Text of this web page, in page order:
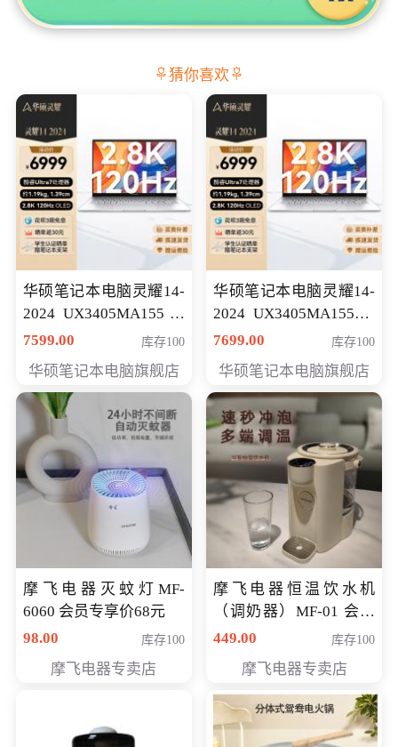
猜你喜欢
华硕笔记本电脑灵耀14-
2024 UX3405MA155冰
川银 oled 智慧轻薄本 会
7599.00 库存100
华硕笔记本电脑旗舰店
华硕笔记本电脑灵耀14-
2024 UX3405MA155夜
空蓝 oled 智慧轻薄本 会
7699.00 库存100
华硕笔记本电脑旗舰店
摩飞电器灭蚊灯MF-
6060 会员专享价68元
98.00
库存100
摩飞电器专卖店
摩飞电器恒温饮水机
（调奶器）MF-01 会员
专享价366元
449.00 库存100
摩飞电器专卖店